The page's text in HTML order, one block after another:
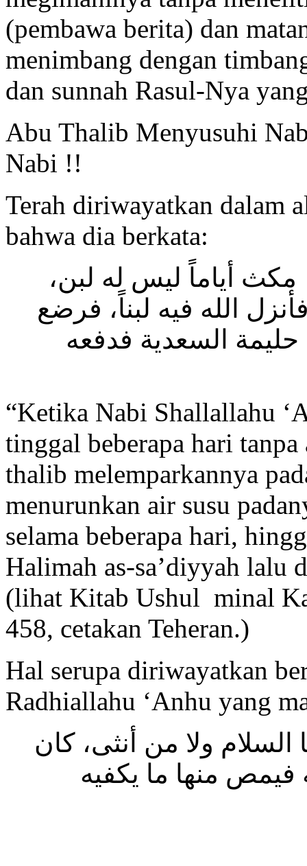
(pembawa berita) dan
menimbang dengan
dan sunnah Rasul-Nya
Abu Thalib Menyusuhi
Nabi !!
Terah diriwayatkan dalam
bahwa dia berkata:
مكث أياماً ليس له لبن،
الله فيه لبناً، فرضع
السعدية فدفعه
“Ketika Nabi Shallallahu
tinggal beberapa hari
thalib melemparkannya
menurunkan air susu
selama beberapa hari,
Halimah as-sa’diyyah lalu
(lihat Kitab Ushul minal
458, cetakan Teheran.)
Hal serupa diriwayatkan
Radhiallahu ‘Anhu yang
ولا من أنثى، كان
فيمص منها ما يكفيه